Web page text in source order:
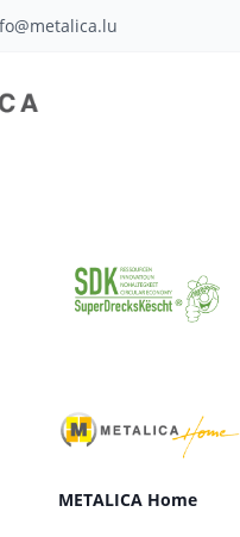
METALICA Home